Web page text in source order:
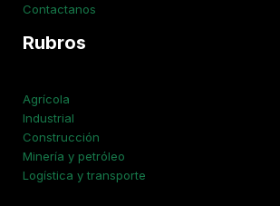
Contactanos
Rubros
Agrícola
Industrial
Construcción
Minería y petróleo
Logística y transporte